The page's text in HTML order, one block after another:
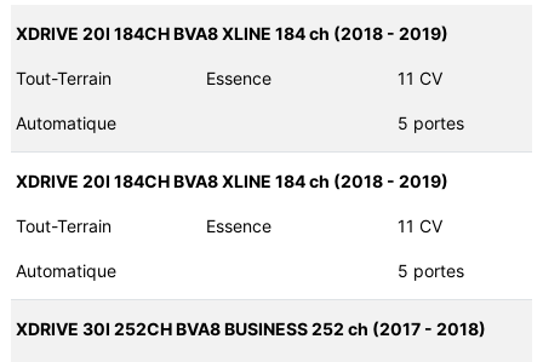
XDRIVE 20I 184CH BVA8 XLINE 184 ch (2018 - 2019)
Tout-Terrain Essence 11 CV
Automatique 5 portes
XDRIVE 20I 184CH BVA8 XLINE 184 ch (2018 - 2019)
Tout-Terrain Essence 11 CV
Automatique 5 portes
XDRIVE 30I 252CH BVA8 BUSINESS 252 ch (2017 - 2018)